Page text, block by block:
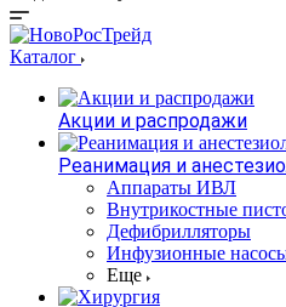
Каталог
Акции и распродажи
Реанимация и
Аппараты ИВЛ
Внутрикостные
Дефибрилляторы
Инфузионные
Еще